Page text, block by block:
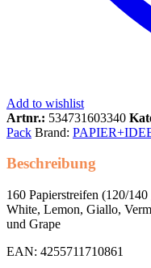
Add to wishlist
Artnr.: 534731603340
Pack Brand:
Beschreibung
160 Papierstreifen (120/
White, Lemon, Giallo,
und Grape
EAN: 4255711710861